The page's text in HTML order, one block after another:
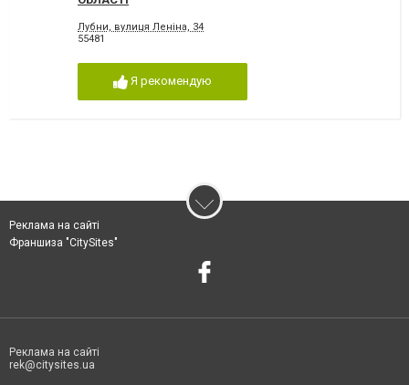
Лубни, вулиця Леніна, 34
55481
Я рекомендую
Реклама на сайті
Франшиза "CitySites"
Реклама на сайті
rek@citysites.ua